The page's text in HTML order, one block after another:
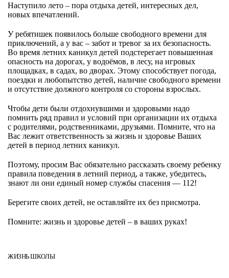
Наступило лето – пора отдыха детей, интересных дел,
новых впечатлений.
У ребятишек появилось больше свободного времени для
приключений, а у вас – забот и тревог за их безопасность.
Во время летних каникул детей подстерегает повышенная
опасность на дорогах, у водоёмов, в лесу, на игровых
площадках, в садах, во дворах. Этому способствует погода,
поездки и любопытство детей, наличие свободного времени
и отсутствие должного контроля со стороны взрослых.
Чтобы дети были отдохнувшими и здоровыми надо
помнить ряд правил и условий при организации их отдыха
с родителями, родственниками, друзьями. Помните, что на
Вас лежит ответственность за жизнь и здоровье Ваших
детей в период летних каникул.
Поэтому, просим Вас обязательно рассказать своему ребенку
правила поведения в летний период, а также, убедитесь,
знают ли они единый номер службы спасения — 112!
Берегите своих детей, не оставляйте их без присмотра.
Помните: жизнь и здоровье детей – в ваших руках!
ЖИЗНЬ ШКОЛЫ